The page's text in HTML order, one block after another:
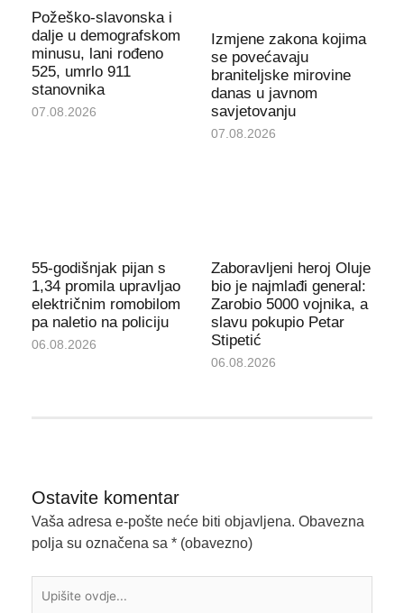
Požeško-slavonska i
dalje u demografskom
minusu, lani rođeno
525, umrlo 911
stanovnika
07.08.2026
Izmjene zakona kojima
se povećavaju
braniteljske mirovine
danas u javnom
savjetovanju
07.08.2026
55-godišnjak pijan s
1,34 promila upravljao
električnim romobilom
pa naletio na policiju
06.08.2026
Zaboravljeni heroj Oluje
bio je najmlađi general:
Zarobio 5000 vojnika, a
slavu pokupio Petar
Stipetić
06.08.2026
Ostavite komentar
Vaša adresa e-pošte neće biti objavljena. Obavezna
polja su označena sa * (obavezno)
ovdje...